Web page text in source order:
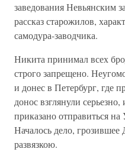
заведования Невьянским
рассказ старожилов,
самодура-заводчика.
Никита принимал всех
строго запрещено.
и донес в Петербург, где
донос взглянули
приказано отправиться на
Началось дело,
развязкою.